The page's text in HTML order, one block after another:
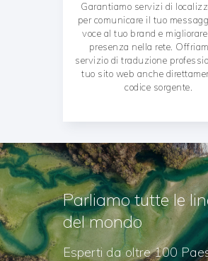
Garantiamo servizi di
per comunicare il tuo
voce al tuo brand e
presenza nella rete.
servizio di traduzione
tuo sito web anche
codice sorgente.
Parliamo tuttele
del mondo
Esperti da oltre 100